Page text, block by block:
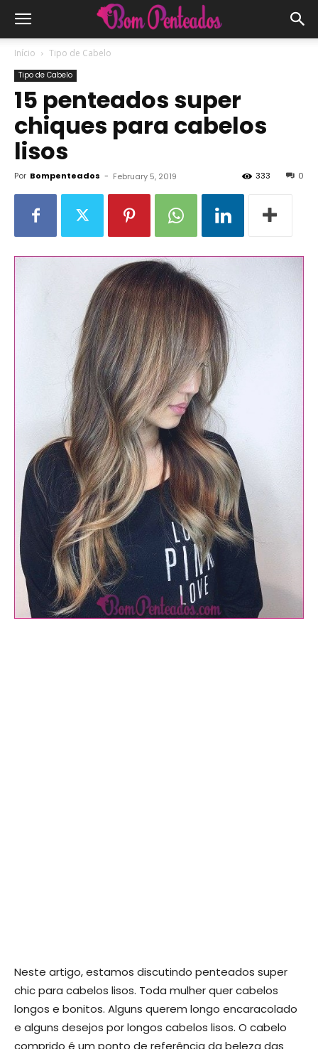
Início Tipo de Cabelo
Tipo de Cabelo
15 penteados super
chiques para cabelos
lisos
Por Bompenteados - February 5, 2019 0
333
Neste artigo, estamos discutindo penteados super
chic para cabelos lisos. Toda mulher quer cabelos
longos e bonitos. Alguns querem longo encaracolado
e alguns desejos por longos cabelos lisos. O cabelo
comprido é um ponto de referência da beleza das